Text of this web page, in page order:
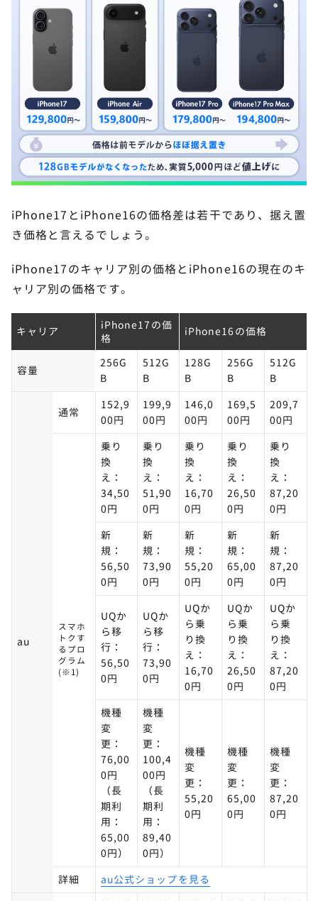
iPhone17とiPhone16の価格差は若干であり、据え置
き価格と言えるでしょう。
iPhone17のキャリア別の価格とiPhone16の現在のキ
ャリア別の価格です。
キャリア
iPhone17の価
格
iPhone16の価格
容量
256G
B
512G
B
128G
B
256G
B
512G
B
au
通常
152,9
00円
199,9
00円
146,0
00円
169,5
00円
209,7
00円
スマホ
トクす
るプロ
グラム
(※1)
乗り
換
え：
34,50
0円
乗り
換
え：
51,90
0円
乗り
換
え：
16,70
0円
乗り
換
え：
26,50
0円
乗り
換
え：
87,20
0円
新
規：
56,50
0円
新
規：
73,90
0円
新
規：
55,20
0円
新
規：
65,00
0円
新
規：
87,20
0円
UQか
ら移
行：
56,50
0円
UQか
ら移
行：
73,90
0円
UQか
ら乗
り換
え：
16,70
0円
UQか
ら乗
り換
え：
26,50
0円
UQか
ら乗
り換
え：
87,20
0円
機種
変
更：
76,00
0円
（長
期利
用：
65,00
0円）
機種
変
更：
100,4
00円
（長
期利
用：
89,40
0円）
機種
変
更：
55,20
0円
機種
変
更：
65,00
0円
機種
変
更：
87,20
0円
詳細 au公式ショップを見る